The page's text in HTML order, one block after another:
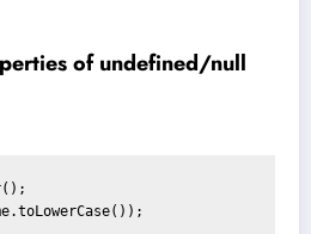
of undefined/null